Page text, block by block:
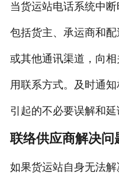
当货运站电话系统中
包括货主、承运商和
或其他通讯渠道，向
用联系方式。及时通
引起的不必要误解和延
联络供应商解决问
如果货运站自身无法